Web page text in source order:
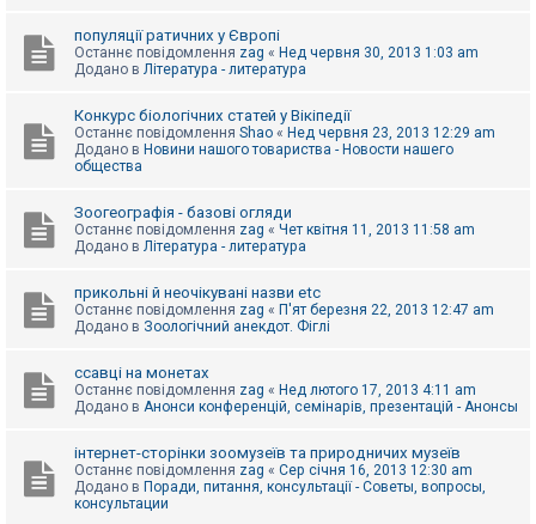
ш
к
м
г
популяції ратичних у Європі
Останнє повідомлення zag « Нед червня 30, 2013 1:03 am
Додано в Література - литература
Конкурс біологічних статей у Вікіпедії
Останнє повідомлення Shao « Нед червня 23, 2013 12:29 am
Додано в Новини нашого товариства - Новости нашего
общества
Зоогеографія - базові огляди
Останнє повідомлення zag « Чет квітня 11, 2013 11:58 am
Додано в Література - литература
прикольні й неочікувані назви etc
Останнє повідомлення zag « П'ят березня 22, 2013 12:47 am
Додано в Зоологічний анекдот. Фіглі
ссавці на монетах
Останнє повідомлення zag « Нед лютого 17, 2013 4:11 am
Додано в Анонси конференцій, семінарів, презентацій - Анонсы
інтернет-сторінки зоомузеїв та природничих музеїв
Останнє повідомлення zag « Сер січня 16, 2013 12:30 am
Додано в Поради, питання, консультації - Советы, вопросы,
консультации